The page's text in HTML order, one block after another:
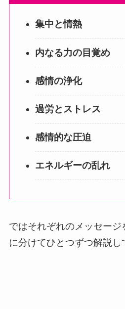
集中と情熱
内なる力の目覚め
感情の浄化
過労とストレス
感情的な圧迫
エネルギーの乱れ
ではそれぞれのメッセー
に分けてひとつずつ解説し